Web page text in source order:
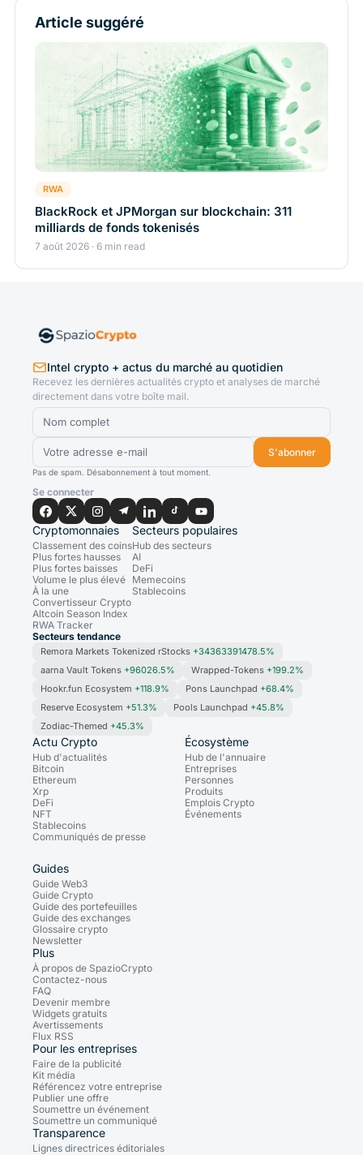
Article suggéré
RWA
BlackRock et JPMorgan sur blockchain: 311
milliards de fonds tokenisés
7 août 2026 · 6 min read
Intel crypto + actus du marché au quotidien
Recevez les dernières actualités crypto et analyses de marché
directement dans votre boîte mail.
S'abonner
Pas de spam. Désabonnement à tout moment.
Se connecter
Cryptomonnaies
Classement des coins
Plus fortes hausses
Plus fortes baisses
Volume le plus élevé
À la une
Convertisseur Crypto
Altcoin Season Index
RWA Tracker
Secteurs populaires
Hub des secteurs
AI
DeFi
Memecoins
Stablecoins
Secteurs tendance
Remora Markets Tokenized rStocks +34363391478.5%
aarna Vault Tokens +96026.5% Wrapped-Tokens +199.2%
Hookr.fun Ecosystem +118.9% Pons Launchpad +68.4%
Reserve Ecosystem +51.3% Pools Launchpad +45.8%
Zodiac-Themed +45.3%
Actu Crypto
Hub d'actualités
Bitcoin
Ethereum
Xrp
DeFi
NFT
Stablecoins
Communiqués de presse
Écosystème
Hub de l'annuaire
Entreprises
Personnes
Produits
Emplois Crypto
Événements
Guides
Guide Web3
Guide Crypto
Guide des portefeuilles
Guide des exchanges
Glossaire crypto
Newsletter
Plus
À propos de SpazioCrypto
Contactez-nous
FAQ
Devenir membre
Widgets gratuits
Avertissements
Flux RSS
Pour les entreprises
Faire de la publicité
Kit média
Référencez votre entreprise
Publier une offre
Soumettre un événement
Soumettre un communiqué
Transparence
Lignes directrices éditoriales